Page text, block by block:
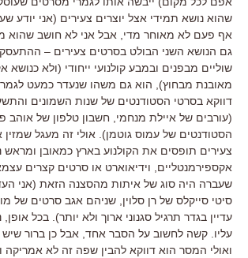
שהוא נושא תמידי אצל יוצרים צעירים (אני יודע
אף פעם לא מאוחר מדי, אבל אני לא חושב שהוא
גם הנושא השני הבולט בסרטים צעירים –
שוליים מבפנים ובמבע קולנועי ייחודי (ולא כנושא
מאובנת מבחוץ), הוא גם משהו שנעדר כמעט לגמרי
דווקא בסרטי הסטודנטים של שנות השמונים
(עורבים של איילת מנחמי, חשבון טלפון של אוהב
הסטודנטים של עמוס גוטמן). אולי זה מעגל
צעירים תופסים את הקולנוע בארץ כמאובן
אקספירמנטליים, וידיאוארט או סרטים קצרים
שעברה היה סוג של איתות מהסצנה הזאת (אני
סיטי סייקלס של רן סלוין, שניהם אגב סרטים של
עדיין בגדר תרגיל סגנוני ארוך ולא יותר). בכל
עליו. קשה לחשוב על הסבר אחד, אבל כן ברור
ואולי המסר הוא דווקא להבין שפה זה לא אמריקה